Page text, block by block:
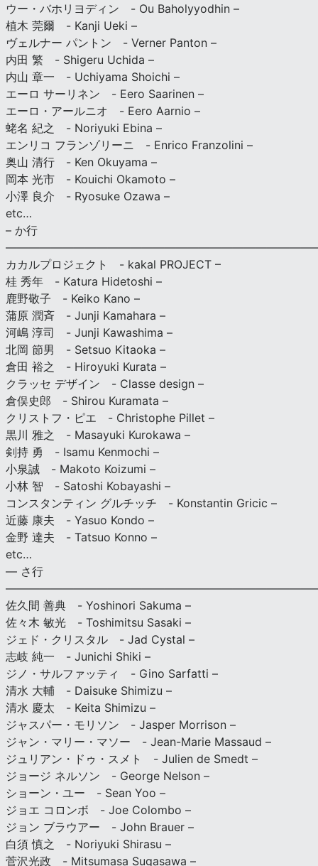
ウー・バホリヨディン - Ou Baholyyodhin –
植木 莞爾 - Kanji Ueki –
ヴェルナー パントン - Verner Panton –
内田 繁 - Shigeru Uchida –
内山 章一 - Uchiyama Shoichi –
エーロ サーリネン - Eero Saarinen –
エーロ・アールニオ - Eero Aarnio –
蛯名 紀之 - Noriyuki Ebina –
エンリコ フランゾリーニ - Enrico Franzolini –
奥山 清行 - Ken Okuyama –
岡本 光市 - Kouichi Okamoto –
小澤 良介 - Ryosuke Ozawa –
etc…
– か行
カカルプロジェクト - kakal PROJECT –
桂 秀年 - Katura Hidetoshi –
鹿野敬子 - Keiko Kano –
蒲原 潤斉 - Junji Kamahara –
河嶋 淳司 - Junji Kawashima –
北岡 節男 - Setsuo Kitaoka –
倉田 裕之 - Hiroyuki Kurata –
クラッセ デザイン - Classe design –
倉俣史郎 - Shirou Kuramata –
クリストフ・ピエ - Christophe Pillet –
黒川 雅之 - Masayuki Kurokawa –
剣持 勇 - Isamu Kenmochi –
小泉誠 - Makoto Koizumi –
小林 智 - Satoshi Kobayashi –
コンスタンティン グルチッチ - Konstantin Gricic –
近藤 康夫 - Yasuo Kondo –
金野 達夫 - Tatsuo Konno –
etc…
— さ行
佐久間 善典 - Yoshinori Sakuma –
佐々木 敏光 - Toshimitsu Sasaki –
ジェド・クリスタル - Jad Cystal –
志岐 純一 - Junichi Shiki –
ジノ・サルファッティ - Gino Sarfatti –
清水 大輔 - Daisuke Shimizu –
清水 慶太 - Keita Shimizu –
ジャスパー・モリソン - Jasper Morrison –
ジャン・マリー・マソー - Jean-Marie Massaud –
ジュリアン・ドゥ・スメト - Julien de Smedt –
ジョージ ネルソン - George Nelson –
ショーン・ユー - Sean Yoo –
ジョエ コロンボ - Joe Colombo –
ジョン ブラウアー - John Brauer –
白須 慎之 - Noriyuki Shirasu –
菅沢光政 - Mitsumasa Sugasawa –